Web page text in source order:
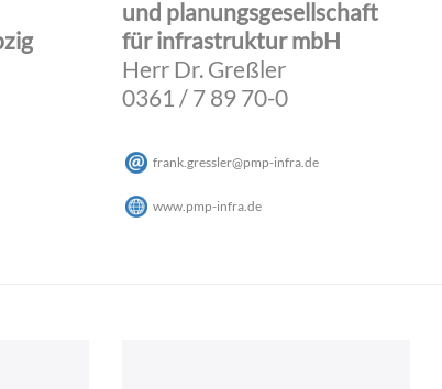
und planungsgesellschaft
für infrastruktur mbH
Herr Dr. Greßler
0361 / 7 89 70-0
frank.gressler@pmp-infra.de
www.pmp-infra.de